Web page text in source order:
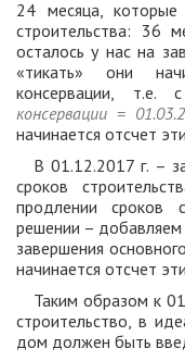
24 месяца,
строительства: 36
осталось у нас на
«тикать» они
консервации,
консервации =
начинается отсчет
В 01.12.2017 г. –
сроков
продлении сроков
решении –
завершения
начинается отсчет
Таким образом к
строительство, в
дом должен быть